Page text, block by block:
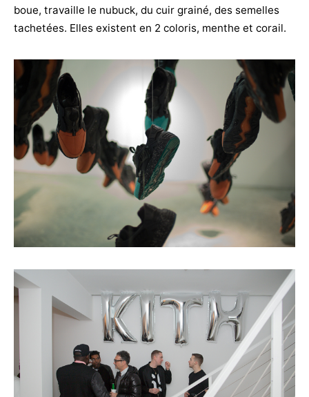
boue, travaille le nubuck, du cuir grainé, des semelles
tachetées. Elles existent en 2 coloris, menthe et corail.